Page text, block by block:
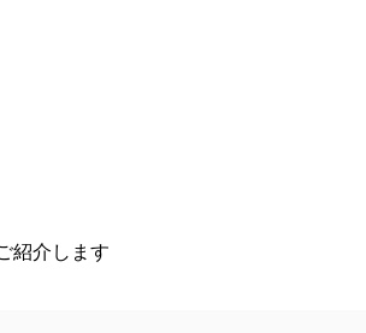
紹介します